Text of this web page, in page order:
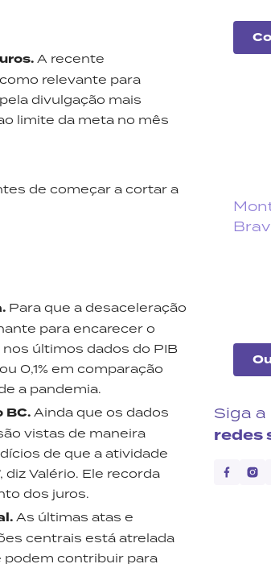
A recente
relevante para
divulgação mais
limite da meta no mês
de começar a cortar a
Para que a desaceleração
para encarecer o
últimos dados do PIB
0,1% em comparação
a pandemia.
BC. Ainda que os dados
vistas de maneira
de que a atividade
Valério. Ele recorda
dos juros.
As últimas atas e
centrais está atrelada
podem contribuir para
Siga
redes